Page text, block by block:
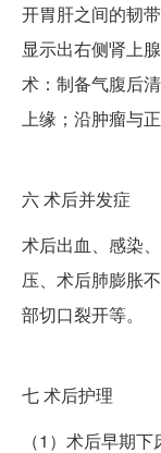
开胃肝之间的韧
显示出右侧肾上
术：制备气腹后
上缘；沿肿瘤与
六术后并发症
术后出血、感染
压、术后肺膨胀
部切口裂开等。
七术后护理
（1）术后早期